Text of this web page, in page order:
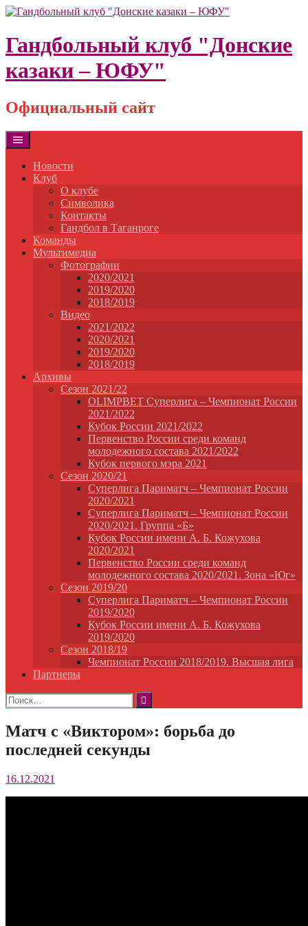
Skip
content
Гандбольный клуб "Донские
казаки – ЮФУ"
Официальный сайт
Новости
Клуб
О клубе
Символика
Контакты
Гандбол в Таганроге
Команды
Мультимедиа
Фотографии
2020/2021
2019/2020
2018/2019
Видео
2021/2022
2020/2021
2019/2020
2018/2019
Архивы
Сезон 2021/22
OLIMPBET Суперлига – Чемпионат России
2021/2022
Кубок России 2021/2022
Первенство России среди команд
молодежного состава 2021/2022
Кубок первого мэра 2021
Сезон 2020/21
Суперлига Париматч – Чемпионат России
2020/2021
Суперлига Париматч – Чемпионат России
2020/2021. Группа «Б»
Кубок России имени А. Б. Кожухова
2020/2021
Первенство России среди команд
молодежного состава 2020/2021. Зона «Юг»
Сезон 2019/20
Суперлига Париматч – Чемпионат России
2019/2020
Кубок России имени А. Б. Кожухова
2019/2020
Сезон 2018/19
Чемпионат России 2018/2019. Высшая лига
Партнеры
Найти:
Матч с «Виктором»: борьба до
последней секунды
16.12.2021